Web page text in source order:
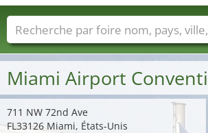
Miami Airport
711 NW 72nd Ave
FL33126 Miami, États-Unis
Foire noms Pays Villes
Secteurs du fournisseur de services